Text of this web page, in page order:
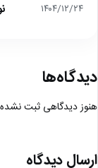
۱۴۰۴/۱۲/۲۴
دیدگاه‌ها
هنوز دیدگاهی ثبت
ارسال دیدگاه